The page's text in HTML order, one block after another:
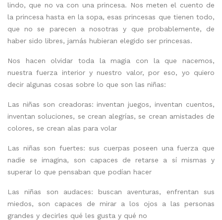
lindo, que no va con una princesa. Nos meten el cuento de
la princesa hasta en la sopa, esas princesas que tienen todo,
que no se parecen a nosotras y que probablemente, de
haber sido libres, jamás hubieran elegido ser princesas.
Nos hacen olvidar toda la magia con la que nacemos,
nuestra fuerza interior y nuestro valor, por eso, yo quiero
decir algunas cosas sobre lo que son las niñas:
Las niñas son creadoras: inventan juegos, inventan cuentos,
inventan soluciones, se crean alegrías, se crean amistades de
colores, se crean alas para volar
Las niñas son fuertes: sus cuerpas poseen una fuerza que
nadie se imagina, son capaces de retarse a sí mismas y
superar lo que pensaban que podían hacer
Las niñas son audaces: buscan aventuras, enfrentan sus
miedos, son capaces de mirar a los ojos a las personas
grandes y decirles qué les gusta y qué no